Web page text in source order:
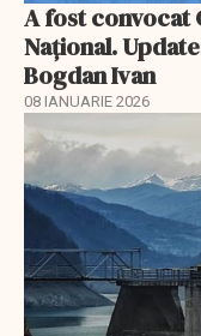
A fost convocat
Naţional.
Bogdan Ivan
08 IANUARIE 2026